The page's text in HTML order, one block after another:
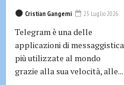
Cristian Gangemi 25 Luglio 2026
Telegram è una delle
applicazioni di messaggistica
più utilizzate al mondo
grazie alla sua velocità, alle...